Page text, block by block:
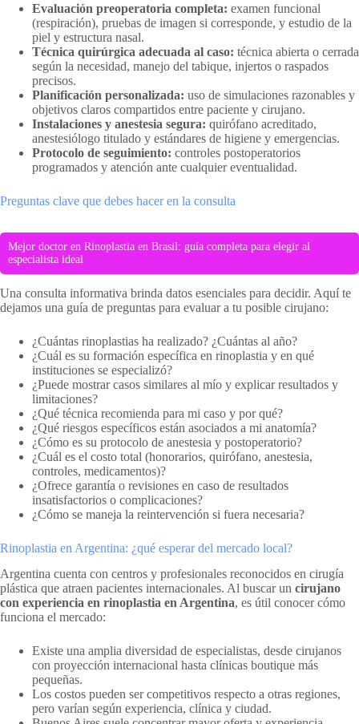
Evaluación preoperatoria completa: examen funcional
(respiración), pruebas de imagen si corresponde, y estudio de la
piel y estructura nasal.
Técnica quirúrgica adecuada al caso: técnica abierta o cerrada
según la necesidad, manejo del tabique, injertos o raspados
precisos.
Planificación personalizada: uso de simulaciones razonables y
objetivos claros compartidos entre paciente y cirujano.
Instalaciones y anestesia segura: quirófano acreditado,
anestesiólogo titulado y estándares de higiene y emergencias.
Protocolo de seguimiento: controles postoperatorios
programados y atención ante cualquier eventualidad.
Preguntas clave que debes hacer en la consulta
Mejor doctor en Rinoplastia en Brasil: guía completa para elegir al
especialista ideal
Una consulta informativa brinda datos esenciales para decidir. Aquí te
dejamos una guía de preguntas para evaluar a tu posible cirujano:
¿Cuántas rinoplastias ha realizado? ¿Cuántas al año?
¿Cuál es su formación específica en rinoplastia y en qué
instituciones se especializó?
¿Puede mostrar casos similares al mío y explicar resultados y
limitaciones?
¿Qué técnica recomienda para mi caso y por qué?
¿Qué riesgos específicos están asociados a mi anatomía?
¿Cómo es su protocolo de anestesia y postoperatorio?
¿Cuál es el costo total (honorarios, quirófano, anestesia,
controles, medicamentos)?
¿Ofrece garantía o revisiones en caso de resultados
insatisfactorios o complicaciones?
¿Cómo se maneja la reintervención si fuera necesaria?
Rinoplastia en Argentina: ¿qué esperar del mercado local?
Argentina cuenta con centros y profesionales reconocidos en cirugía
plástica que atraen pacientes internacionales. Al buscar un cirujano
con experiencia en rinoplastia en Argentina, es útil conocer cómo
funciona el mercado:
Existe una amplia diversidad de especialistas, desde cirujanos
con proyección internacional hasta clínicas boutique más
pequeñas.
Los costos pueden ser competitivos respecto a otras regiones,
pero varían según experiencia, clínica y ciudad.